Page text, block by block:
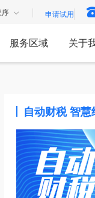
序
服务区域 关于
自动财税 智慧